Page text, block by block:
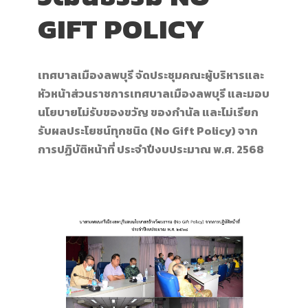
GIFT POLICY
เทศบาลเมืองลพบุรี จัดประชุมคณะผู้บริหารและ
หัวหน้าส่วนราชการเทศบาลเมืองลพบุรีและมอบ
นโยบายไม่รับของขวัญ ของกำนัล และไม่เรียก
รับผลประโยชน์ทุกชนิด (No Gift Policy) จาก
การปฏิบัติหน้าที่ ประจำปีงบประมาณ พ.ศ. 2568